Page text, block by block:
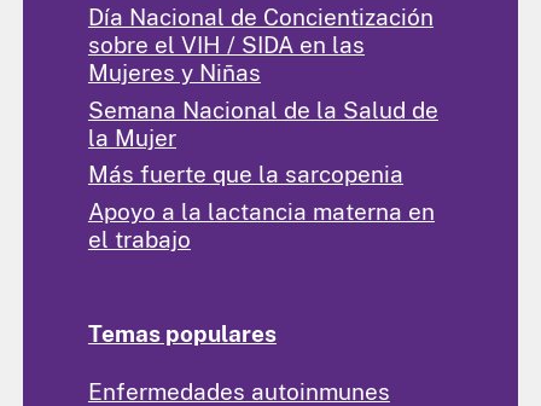
Día Nacional de Concientización
sobre el VIH / SIDA en las
Mujeres y Niñas
Semana Nacional de la Salud de
la Mujer
Más fuerte que la sarcopenia
Apoyo a la lactancia materna en
el trabajo
Temas populares
Enfermedades autoinmunes